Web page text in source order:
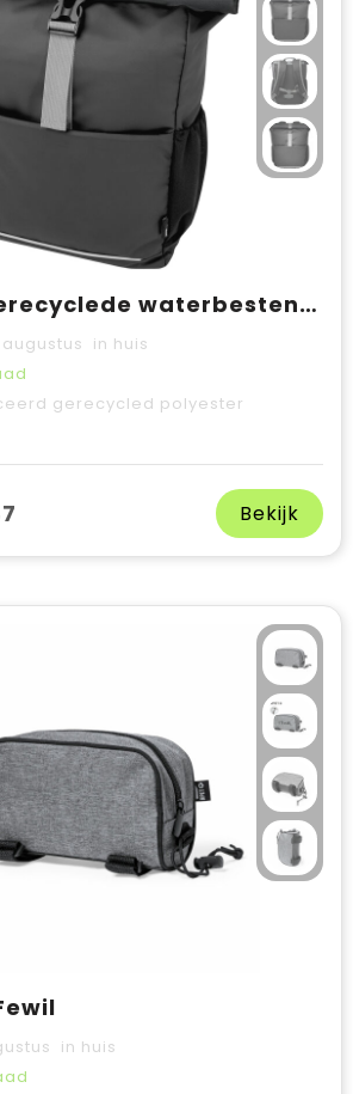
Aqua GRS gerecyclede waterbestendige 15 inch roll-top fietstas 20 l
in huis
gerecycled polyester
Bekijk
in huis